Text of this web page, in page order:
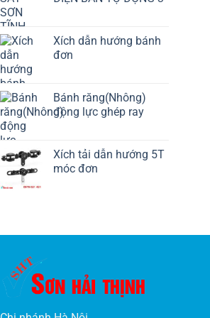
Xích dẫn hướng bánh
đơn
Bánh răng(Nhông)
động lực ghép ray
Xích tải dẫn hướng 5T
móc đơn